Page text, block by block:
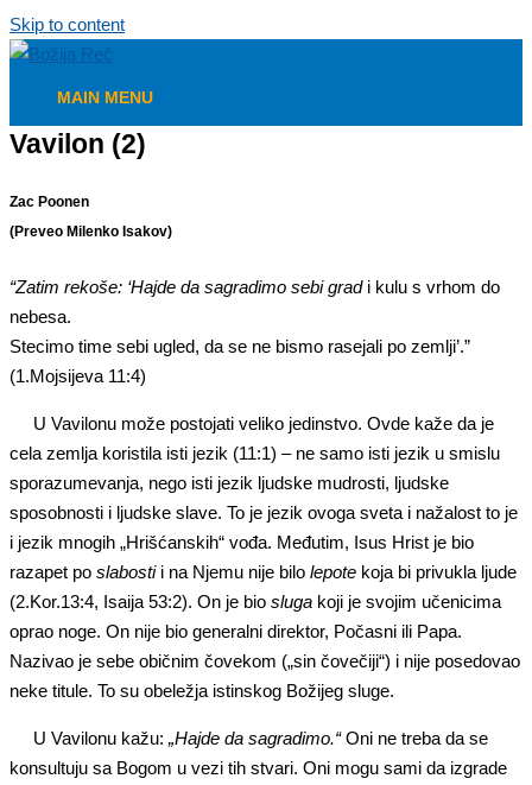
Skip to content
MAIN MENU
Vavilon (2)
Zac Poonen
(Preveo Milenko Isakov)
“Zatim rekoše: ‘Hajde da sagradimo sebi grad i kulu s vrhom do
nebesa.
Stecimo time sebi ugled, da se ne bismo rasejali po zemlji’.”
(1.Mojsijeva 11:4)
U Vavilonu može postojati veliko jedinstvo. Ovde kaže da je
cela zemlja koristila isti jezik (11:1) – ne samo isti jezik u smislu
sporazumevanja, nego isti jezik ljudske mudrosti, ljudske
sposobnosti i ljudske slave. To je jezik ovoga sveta i nažalost to je
i jezik mnogih „Hrišćanskih“ vođa. Međutim, Isus Hrist je bio
razapet po slabosti i na Njemu nije bilo lepote koja bi privukla ljude
(2.Kor.13:4, Isaija 53:2). On je bio sluga koji je svojim učenicima
oprao noge. On nije bio generalni direktor, Počasni ili Papa.
Nazivao je sebe običnim čovekom („sin čovečiji“) i nije posedovao
neke titule. To su obeležja istinskog Božijeg sluge.
U Vavilonu kažu: „Hajde da sagradimo.“Oni ne treba da se
konsultuju sa Bogom u vezi tih stvari. Oni mogu sami da izgrade